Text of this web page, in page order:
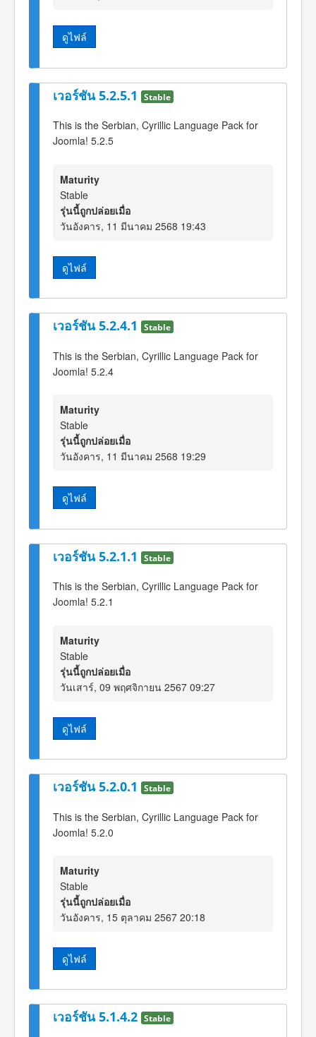
ดูไฟล์
เวอร์ชัน 5.2.5.1 Stable
This is the Serbian, Cyrillic Language Pack for
Joomla! 5.2.5
Maturity
Stable
รุ่นนี้ถูกปล่อยเมื่อ
วันอังคาร, 11 มีนาคม 2568 19:43
ดูไฟล์
เวอร์ชัน 5.2.4.1 Stable
This is the Serbian, Cyrillic Language Pack for
Joomla! 5.2.4
Maturity
Stable
รุ่นนี้ถูกปล่อยเมื่อ
วันอังคาร, 11 มีนาคม 2568 19:29
ดูไฟล์
เวอร์ชัน 5.2.1.1 Stable
This is the Serbian, Cyrillic Language Pack for
Joomla! 5.2.1
Maturity
Stable
รุ่นนี้ถูกปล่อยเมื่อ
วันเสาร์, 09 พฤศจิกายน 2567 09:27
ดูไฟล์
เวอร์ชัน 5.2.0.1 Stable
This is the Serbian, Cyrillic Language Pack for
Joomla! 5.2.0
Maturity
Stable
รุ่นนี้ถูกปล่อยเมื่อ
วันอังคาร, 15 ตุลาคม 2567 20:18
ดูไฟล์
เวอร์ชัน 5.1.4.2 Stable